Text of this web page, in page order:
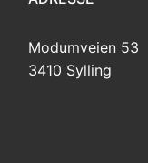
Modumveien 53
3410 Sylling